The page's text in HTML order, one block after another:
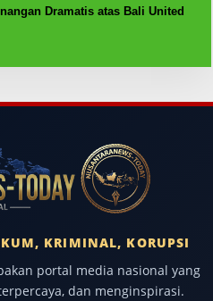
Dramatis atas Bali United
KRIMINAL, KORUPSI
portal media nasional yang
dan menginspirasi.